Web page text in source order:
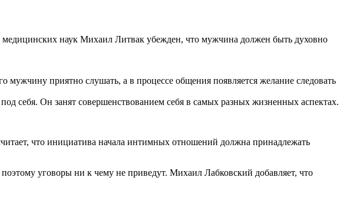
наук Михаил Литвак убежден, что мужчина должен быть духовно
приятно слушать, а в процессе общения появляется желание следовать
себя. Он занят совершенствованием себя в самых разных жизненных аспектах.
что инициатива начала интимных отношений должна принадлежать
уговоры ни к чему не приведут. Михаил Лабковский добавляет, что